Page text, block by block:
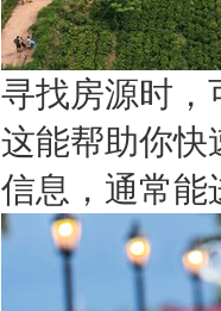
寻找房源时，
这能帮助你快
信息，通常能